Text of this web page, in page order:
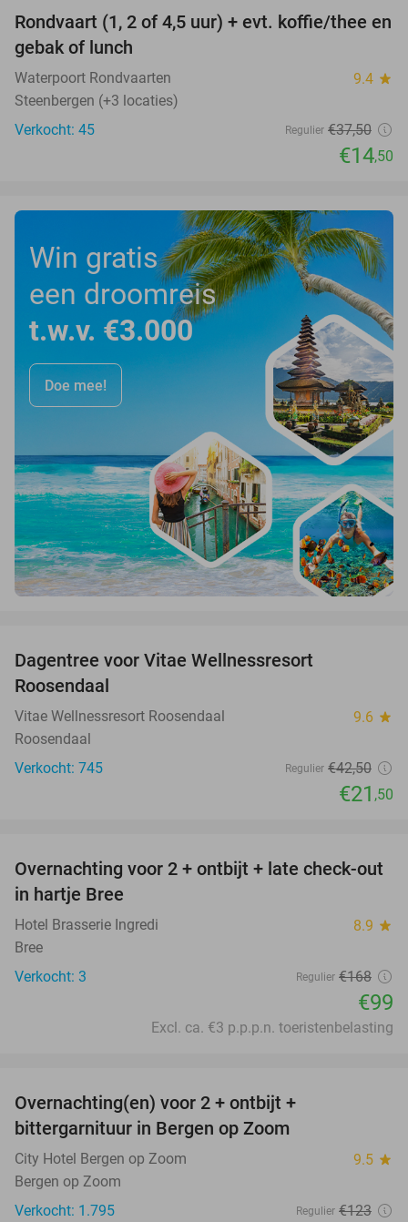
61%
Rondvaart (1, 2 of 4,5 uur) + evt. koffie/thee en
gebak of lunch
Waterpoort Rondvaarten 9.4 star
Steenbergen (+3 locaties)
Verkocht: 45
Regulier €37,50
€14,50
Win gratis
een droomreis
t.w.v. €3.000
Doe mee!
Dagentree voor Vitae Wellnessresort
Roosendaal
Vitae Wellnessresort Roosendaal 9.6 star
Roosendaal
Verkocht: 745
Regulier €42,50
€21 ,50
41%
TODAY
Overnachting voor 2 + ontbijt + late check-out
in hartje Bree
Hotel Brasserie Ingredi 8.9 star
Bree
Verkocht: 3
Regulier €168
€99
Excl. ca. €3 p.p.p.n. toeristenbelasting
Overnachting(en) voor 2 + ontbijt +
bittergarnituur in Bergen op Zoom
City Hotel Bergen op Zoom 9.5 star
Bergen op Zoom
Verkocht: 1.795
Regulier €123